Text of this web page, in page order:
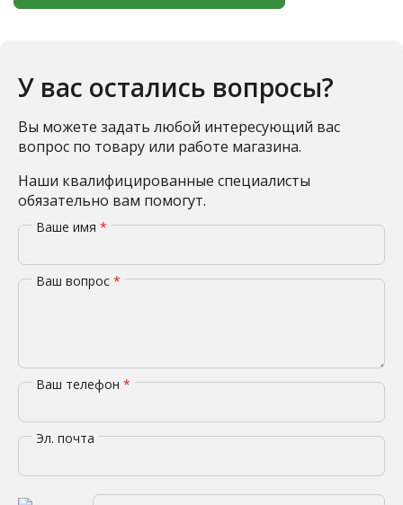
У вас остались вопросы?
Вы можете задать любой интересующий вас
вопрос по товару или работе магазина.
Наши квалифицированные специалисты
обязательно вам помогут.
Ваше имя *
Ваш вопрос *
Ваш телефон *
Эл. почта